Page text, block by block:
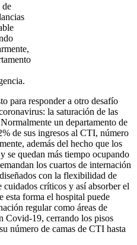
de
para responder a otro desafío
la saturación de las
un departamento de
de sus ingresos al CTI, número
además del hecho que los
se quedan más tiempo ocupando
los cuartos de internación
con la flexibilidad de
cuidados críticos y así absorber el
esta forma el hospital puede
regular como áreas de
Covid-19, cerrando los pisos
número de camas de CTI hasta